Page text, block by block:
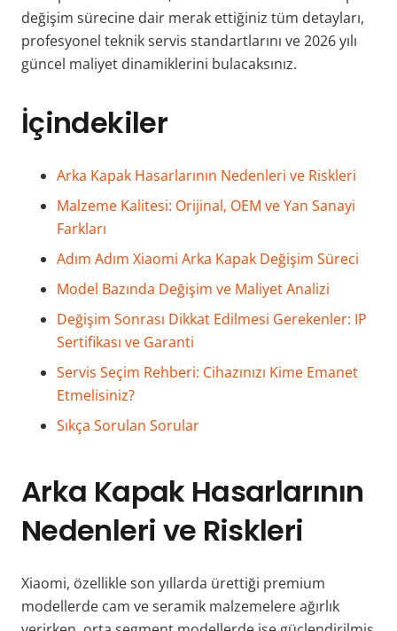
değişim sürecine dair merak ettiğiniz tüm detayları,
profesyonel teknik servis standartlarını ve 2026 yılı
güncel maliyet dinamiklerini bulacaksınız.
İçindekiler
Arka Kapak Hasarlarının Nedenleri ve Riskleri
Malzeme Kalitesi: Orijinal, OEM ve Yan Sanayi
Farkları
Adım Adım Xiaomi Arka Kapak Değişim Süreci
Model Bazında Değişim ve Maliyet Analizi
Değişim Sonrası Dikkat Edilmesi Gerekenler: IP
Sertifikası ve Garanti
Servis Seçim Rehberi: Cihazınızı Kime Emanet
Etmelisiniz?
Sıkça Sorulan Sorular
Arka Kapak Hasarlarının
Nedenleri ve Riskleri
Xiaomi, özellikle son yıllarda ürettiği premium
modellerde cam ve seramik malzemelere ağırlık